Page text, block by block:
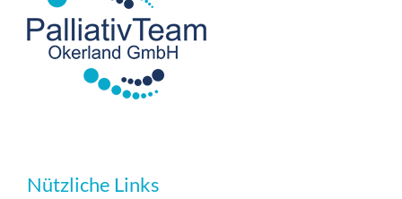
Nützliche Links